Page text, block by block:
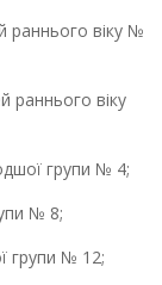
раннього віку №
раннього віку
групи № 4;
№ 8;
групи № 12;